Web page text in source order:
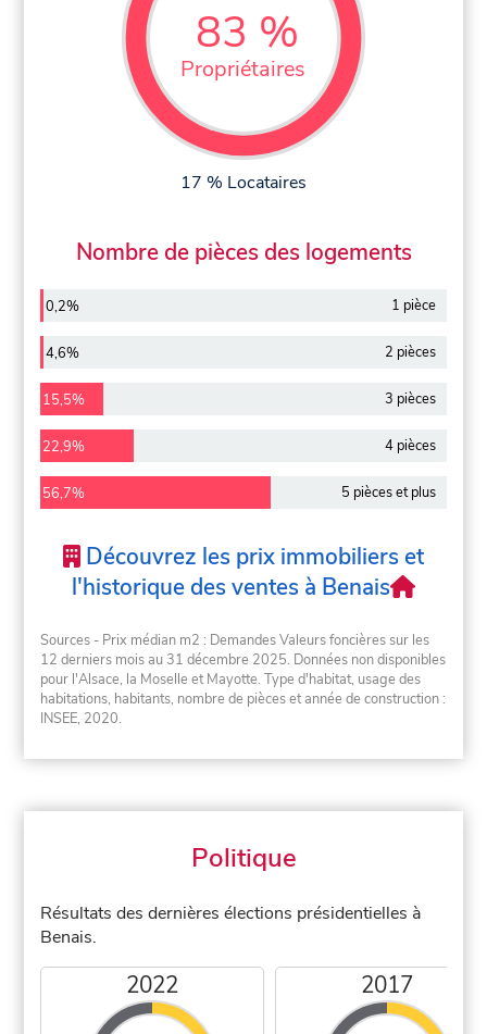
83 %
Propriétaires
17 % Locataires
Nombre de pièces des logements
0,2% 1 pièce
4,6% 2 pièces
15,5% 3 pièces
22,9% 4 pièces
56,7% 5 pièces et plus
Découvrez les prix immobiliers et
l'historique des ventes à Benais
Sources - Prix médian m2 : Demandes Valeurs foncières sur les
12 derniers mois au 31 décembre 2025. Données non disponibles
pour l'Alsace, la Moselle et Mayotte. Type d'habitat, usage des
habitations, habitants, nombre de pièces et année de construction :
INSEE, 2020.
Politique
Résultats des dernières élections présidentielles à
Benais.
2022 2017